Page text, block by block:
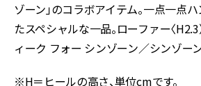
ゾーン」のコラボアイテム。一点一点
たスペシャルな一品。ローファー〈
ィーク フォー シンゾーン／シンゾー
※H＝ヒールの高さ、単位cmです。